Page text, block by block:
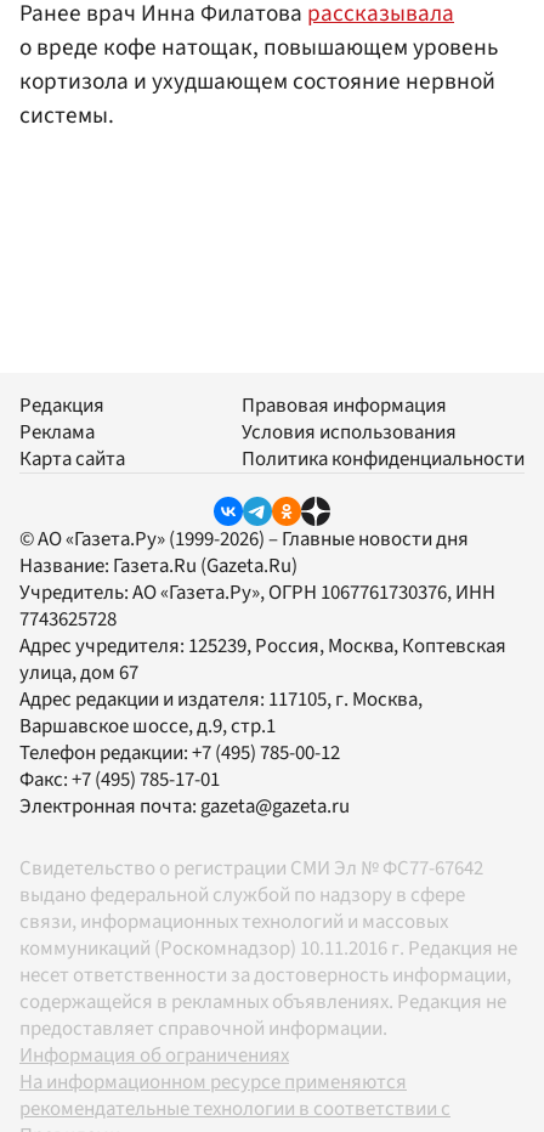
Ранее врач Инна Филатова рассказывала
о вреде кофе натощак, повышающем уровень
кортизола и ухудшающем состояние нервной
системы.
Редакция
Реклама
Карта сайта
Правовая информация
Условия использования
Политика конфиденциальности
© АО «Газета.Ру» (1999-2026) – Главные новости дня
Название: Газета.Ru (Gazeta.Ru)
Учредитель:АО «Газета.Ру», ОГРН 1067761730376, ИНН
7743625728
Адрес учредителя: 125239, Россия, Москва, Коптевская
улица, дом 67
Адрес редакции и издателя: 117105, г. Москва,
Варшавское шоссе, д.9, стр.1
Телефон редакции:+7 (495) 785-00-12
Факс:+7 (495) 785-17-01
Электронная почта:gazeta@gazeta.ru
Свидетельство о регистрации СМИ Эл № ФС77-67642
выдано федеральной службой по надзору в сфере
связи, информационных технологий и массовых
коммуникаций (Роскомнадзор) 10.11.2016 г. Редакция не
несет ответственности за достоверность информации,
содержащейся в рекламных объявлениях. Редакция не
предоставляет справочной информации.
Информация об ограничениях
На информационном ресурсе применяются
рекомендательные технологии в соответствии с